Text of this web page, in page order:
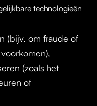
technologieën
(bijv. om fraude of
(zoals het
of